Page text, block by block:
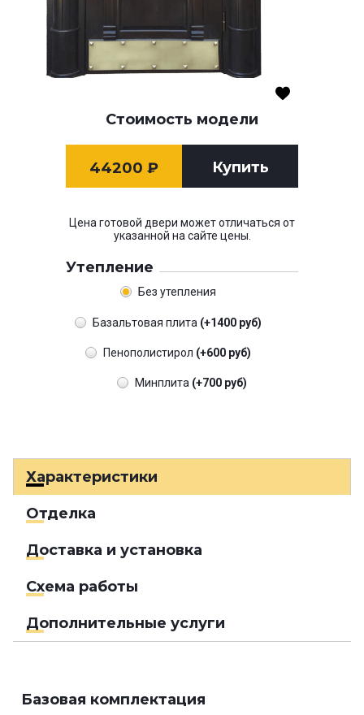
Стоимость модели
44200 ₽ Купить
Цена готовой двери может отличаться от
указанной на сайте цены.
Утепление
Без утепления
Базальтовая плита (+1400 руб)
Пенополистирол (+600 руб)
Минплита (+700 руб)
Характеристики
Отделка
Доставка и установка
Схема работы
Дополнительные услуги
Базовая комплектация